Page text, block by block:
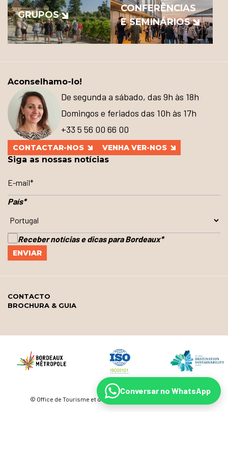
GRUPOS
CONFERÊNCIAS
E SEMINÁRIOS
Aconselhamo-lo!
De segunda a sábado, das 9h às 18h
Domingos e feriados das 10h às 17h
+33 5 56 00 66 00
CONTACTAR-NOS VENHA VER-NOS
Siga as nossas notícias
País*
Receber notícias e dicas para Bordeaux*
CONTACTO
BROCHURA & GUIA
© Office de Tourisme et des Congrès de Bordeaux Métropole
Conversar no WhatsApp